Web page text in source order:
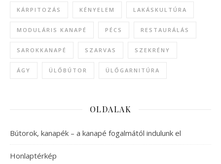
KÁRPITOZÁS KÉNYELEM LAKÁSKULTÚRA
MODULÁRIS KANAPÉ PÉCS RESTAURÁLÁS
SAROKKANAPÉ SZARVAS SZEKRÉNY
ÁGY ÜLŐBÚTOR ÜLŐGARNITÚRA
OLDALAK
Bútorok, kanapék – a kanapé fogalmától indulunk el
Honlaptérkép